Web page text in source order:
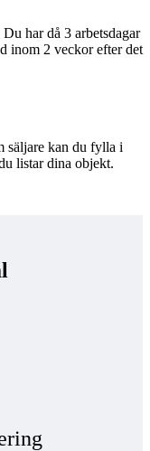
har då 3 arbetsdagar
inom 2 veckor efter det
säljare kan du fylla i
listar dina objekt.